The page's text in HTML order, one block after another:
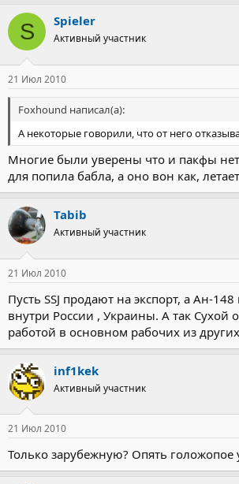
S Spieler
Активный участник
21 Июл 2010
Foxhound написал(а):
А некоторые говорили, что от него
Многие были уверены что и пакфы
для попила бабла, а оно вон как,
Tabib
Активный участник
21 Июл 2010
Пусть SSJ продают на экспорт, а Ан-
внутри России , Украины. А так Сухой
работой в основном рабочих из
inf1kek
Активный участник
21 Июл 2010
Только зарубежную? Опять голожопое